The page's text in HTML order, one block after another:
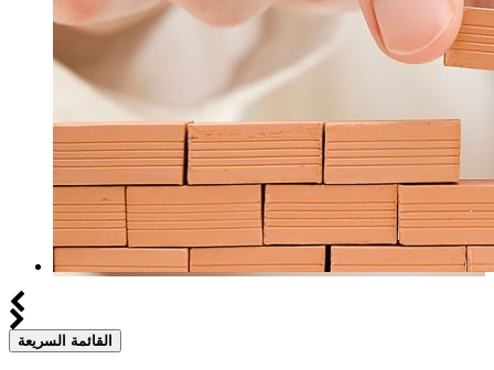
القائمة السريعة